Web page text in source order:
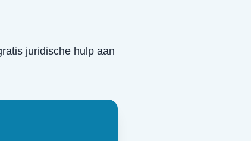
juridische hulp aan